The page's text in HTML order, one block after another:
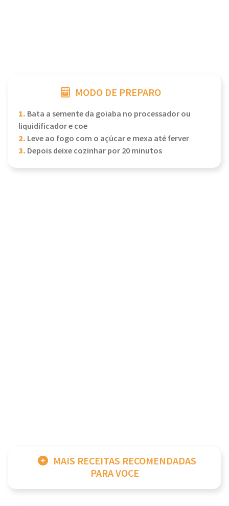
MODO DE PREPARO
1. Bata a semente da goiaba no processador ou
liquidificador e coe
2. Leve ao fogo com o açúcar e mexa até ferver
3. Depois deixe cozinhar por 20 minutos
MAIS RECEITAS RECOMENDADAS
PARA VOCE